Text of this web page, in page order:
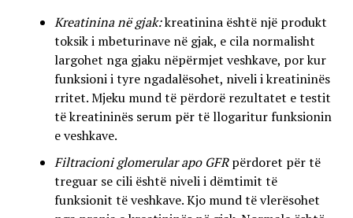
Kreatinina në gjak:kreatinina është një produkt
toksik i mbeturinave në gjak, e cila normalisht
largohet nga gjaku nëpërmjet veshkave, por kur
funksioni i tyre ngadalësohet, niveli i kreatininës
rritet. Mjeku mund të përdorë rezultatet e testit
të kreatininës serum për të llogaritur funksionin
e veshkave.
Filtracioni glomerular apo GFRpërdoret për të
treguar se cili është niveli i dëmtimit të
funksionit të veshkave. Kjo mund të vlerësohet